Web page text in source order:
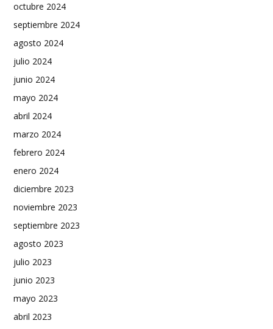
octubre 2024
septiembre 2024
agosto 2024
julio 2024
junio 2024
mayo 2024
abril 2024
marzo 2024
febrero 2024
enero 2024
diciembre 2023
noviembre 2023
septiembre 2023
agosto 2023
julio 2023
junio 2023
mayo 2023
abril 2023